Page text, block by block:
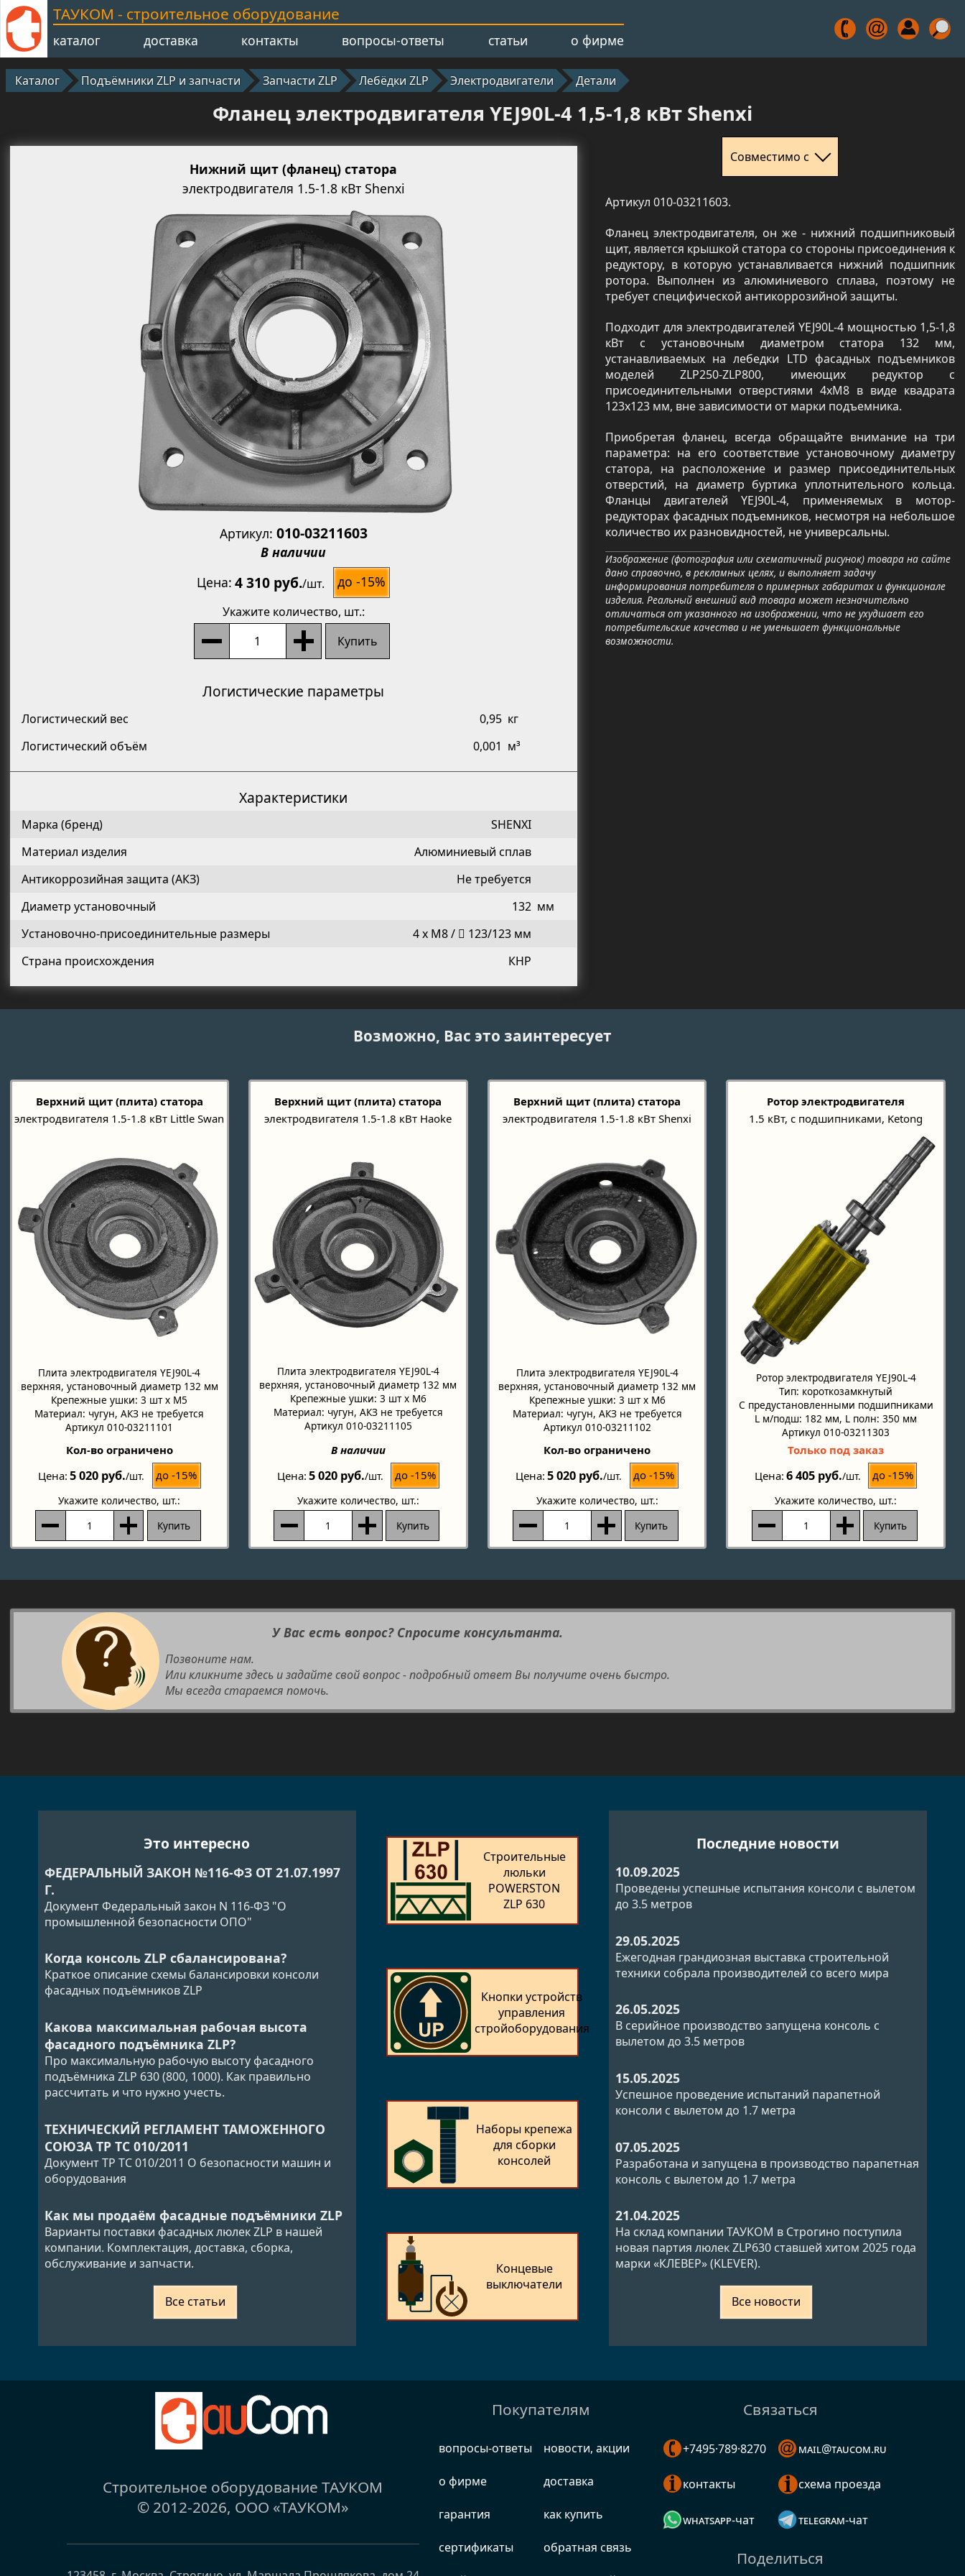
ТАУКОМ - строительное оборудование
каталог доставка контакты вопросы-ответы статьи о фирме
Каталог Подъёмники ZLP и запчасти Запчасти ZLP Лебёдки ZLP Электродвигатели Детали
Фланец электродвигателя YEJ90L-4 1,5-1,8 кВт Shenxi
Нижний щит (фланец) статора
электродвигателя 1.5-1.8 кВт Shenxi
Увеличить
Артикул: 010-03211603
В наличии
Цена 4 310 руб./шт. до -15%
Укажите количество, шт.:
Купить
Логистические параметры
Логистический вес 0,95 кг
Логистический объём
0,001 м³
Характеристики
Марка (бренд)
SHENXI
Материал изделия
Алюминиевый сплав
Антикоррозийная защита (АКЗ)
Не требуется
Диаметр установочный
132 мм
Установочно-присоединительные размеры
4 х М8 /  123/123 мм
Страна происхождения
КНР
Совместимо с
Артикул 010-03211603.
Фланец электродвигателя, он же - нижний подшипниковый
щит, является крышкой статора со стороны присоединения к
редуктору, в которую устанавливается нижний подшипник
ротора. Выполнен из алюминиевого сплава, поэтому не
требует специфической антикоррозийной защиты.
Подходит для электродвигателей YEJ90L-4 мощностью 1,5-1,8
кВт с установочным диаметром статора 132 мм,
устанавливаемых на лебедки LTD фасадных подъемников
моделей ZLP250-ZLP800, имеющих редуктор с
присоединительными отверстиями 4хМ8 в виде квадрата
123х123 мм, вне зависимости от марки подъемника.
Приобретая фланец, всегда обращайте внимание на три
параметра: на его соответствие установочному диаметру
статора, на расположение и размер присоединительных
отверстий, на диаметр буртика уплотнительного кольца.
Фланцы двигателей YEJ90L-4, применяемых в мотор-
редукторах фасадных подъемников, несмотря на небольшое
количество их разновидностей, не универсальны.
Изображение (фотография или схематичный рисунок) товара на сайте
дано справочно, в рекламных целях, и выполняет задачу
информирования потребителя о примерных габаритах и функционале
изделия. Реальный внешний вид товара может незначительно
отличаться от указанного на изображении, что не ухудшает его
потребительские качества и не уменьшает функциональные
возможности.
Возможно, Вас это заинтересует
Верхний щит (плита) статора
электродвигателя 1.5-1.8 кВт Little Swan
Плита электродвигателя YEJ90L-4
верхняя, установочный диаметр 132 мм
Крепежные ушки: 3 шт х М5
Материал: чугун, АКЗ не требуется
Артикул 010-03211101
Кол-во ограничено
Цена 5 020 руб./шт. до -15%
Укажите количество, шт.:
Купить
Верхний щит (плита) статора
электродвигателя 1.5-1.8 кВт Haoke
Плита электродвигателя YEJ90L-4
верхняя, установочный диаметр 132 мм
Крепежные ушки: 3 шт х М6
Материал: чугун, АКЗ не требуется
Артикул 010-03211105
В наличии
Цена 5 020 руб./шт. до -15%
Укажите количество, шт.:
Купить
Верхний щит (плита) статора
электродвигателя 1.5-1.8 кВт Shenxi
Плита электродвигателя YEJ90L-4
верхняя, установочный диаметр 132 мм
Крепежные ушки: 3 шт х М6
Материал: чугун, АКЗ не требуется
Артикул 010-03211102
Кол-во ограничено
Цена 5 020 руб./шт. до -15%
Укажите количество, шт.:
Купить
Ротор электродвигателя
1.5 кВт, с подшипниками, Ketong
Ротор электродвигателя YEJ90L-4
Тип: короткозамкнутый
С предустановленными подшипниками
L м/подш: 182 мм, L полн: 350 мм
Артикул 010-03211303
Только под заказ
Цена 6 405 руб./шт. до -15%
Укажите количество, шт.:
Купить
У Вас есть вопрос? Спросите консультанта.
Позвоните нам.
Или кликните здесь и задайте свой вопрос - подробный ответ Вы получите очень быстро.
Мы всегда стараемся помочь.
Это интересно
ФЕДЕРАЛЬНЫЙ ЗАКОН №116-ФЗ ОТ 21.07.1997
Г.
Документ Федеральный закон N 116-ФЗ "О
промышленной безопасности ОПО"
Когда консоль ZLP сбалансирована?
Краткое описание схемы балансировки консоли
фасадных подъёмников ZLP
Какова максимальная рабочая высота
фасадного подъёмника ZLP?
Про максимальную рабочую высоту фасадного
подъёмника ZLP 630 (800, 1000). Как правильно
рассчитать и что нужно учесть.
ТЕХНИЧЕСКИЙ РЕГЛАМЕНТ ТАМОЖЕННОГО
СОЮЗА ТР ТС 010/2011
Документ ТР ТС 010/2011 О безопасности машин и
оборудования
Как мы продаём фасадные подъёмники ZLP
Варианты поставки фасадных люлек ZLP в нашей
компании. Комплектация, доставка, сборка,
обслуживание и запчасти.
Все статьи
Строительные
люльки
POWERSTON
ZLP 630
Кнопки устройств
управления
стройоборудования
Наборы крепежа
для сборки
консолей
Концевые
выключатели
Последние новости
10.09.2025
Проведены успешные испытания консоли с вылетом
до 3.5 метров
29.05.2025
Ежегодная грандиозная выставка строительной
техники собрала производителей со всего мира
26.05.2025
В серийное производство запущена консоль с
вылетом до 3.5 метров
15.05.2025
Успешное проведение испытаний парапетной
консоли с вылетом до 1.7 метра
07.05.2025
Разработана и запущена в производство парапетная
консоль с вылетом до 1.7 метра
21.04.2025
На склад компании ТАУКОМ в Строгино поступила
новая партия люлек ZLP630 ставшей хитом 2025 года
марки «КЛЕВЕР» (KLEVER).
Все новости
Строительное оборудование ТАУКОМ
© 2012-2026, ООО «ТАУКОМ»
Покупателям
вопросы-ответы
о фирме
гарантия
сертификаты
новости, акции
доставка
как купить
обратная связь
Связаться
+7495·789·8270
контакты
whatsapp-чат
mail@taucom.ru
схема проезда
telegram-чат
Поделиться